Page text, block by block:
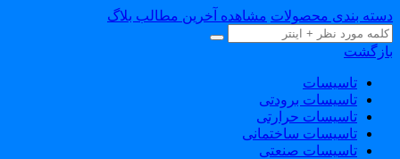
بندی محصولات مشاهده آخرین مطالب بلاگ
تاسیسات
تاسیسات برودتی
تاسیسات حرارتی
تاسیسات ساختمانی
تاسیسات صنعتی